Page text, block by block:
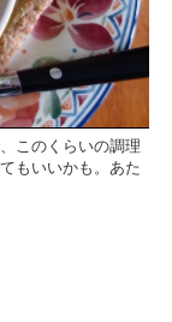
このくらいの調理
もいいかも。あた